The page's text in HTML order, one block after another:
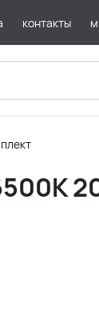
контакты